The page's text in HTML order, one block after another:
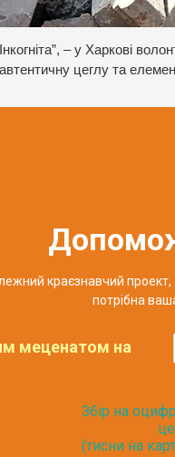
– у Харкові
цеглу та
краєзнавчий
потрібна
меценатом на
Збір на
(тисни на